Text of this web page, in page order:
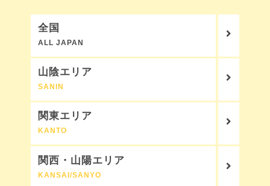
全国
ALL JAPAN
山陰エリア
SANIN
関東エリア
KANTO
関西・山陽エリア
KANSAI/SANYO